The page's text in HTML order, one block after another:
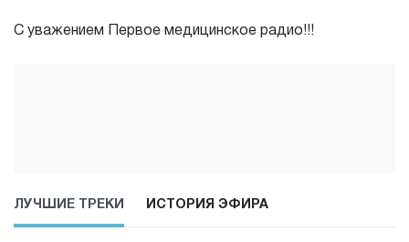
С уважением Первое медицинское радио!!!
ЛУЧШИЕ ТРЕКИ ИСТОРИЯ ЭФИРА